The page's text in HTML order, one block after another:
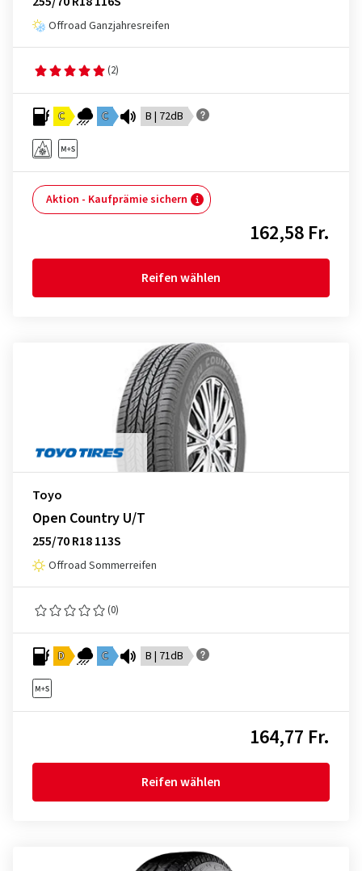
Offroad Ganzjahresreifen
(2)
C C B | 72dB
Aktion - Kaufprämie sichern
162,58 Fr.
Reifen wählen
Toyo
Open Country U/T
255/70 R18 113S
Offroad Sommerreifen
(0)
D C B | 71dB
164,77 Fr.
Reifen wählen